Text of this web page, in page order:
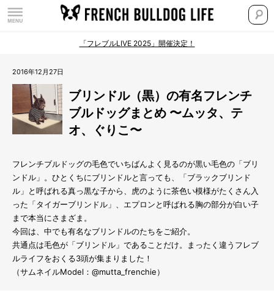
「フレブルLIVE 2025」開催決定！
2016年12月27日
ブリンドル（黒）の有名フレンチ
ブルドッグまとめ 〜ムッタ、テ
オ、ぐりこ〜
フレンチブルドッグの毛色でいちばんよく見るのが黒い毛色の「ブリ
ンドル」。ひとくちにブリンドルと言っても、「ブラックブリンド
ル」と呼ばれる真っ黒な子から、虎のように茶色い模様がたくさん入
った「タイガーブリンドル」、エプロンと呼ばれる胸の部分が白い子
まで本当にさまざま。
今回は、中でも有名なブリンドルのたちをご紹介。
共通点は毛色が「ブリンドル」であることだけ。まったく違うフレブ
ルライフをおくる3頭が集まりました！
（サムネイルModel：@mutta_frenchie）